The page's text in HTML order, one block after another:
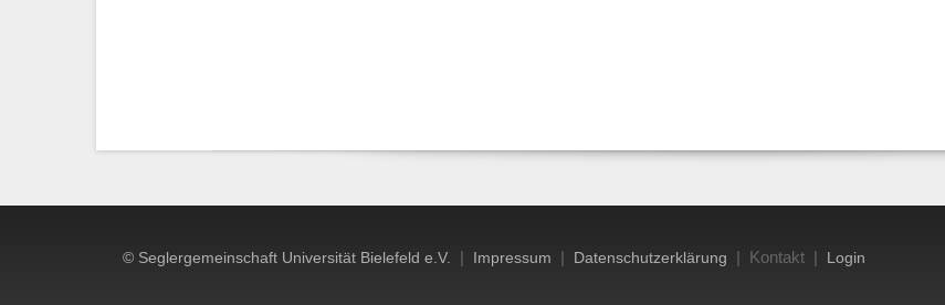
© Seglergemeinschaft Universität Bielefeld e.V. | Impressum | Datenschutzerklärung | Kontakt | Login